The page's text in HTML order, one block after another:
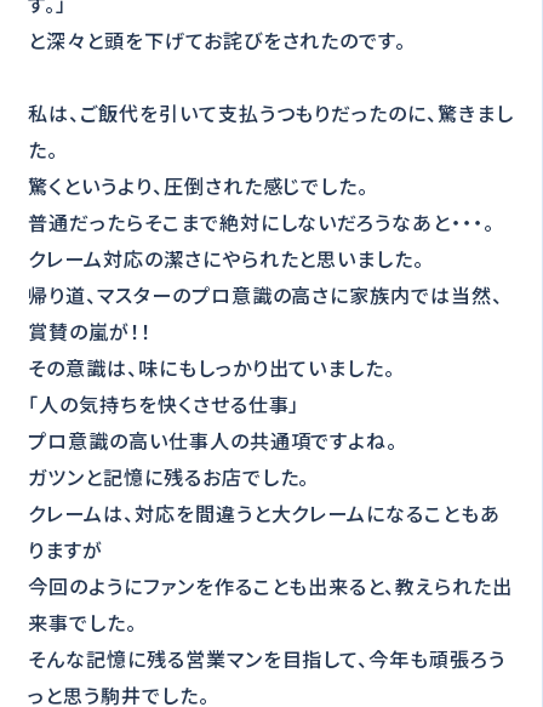
と深々と頭を下げてお詫びをされたのです。
私は、ご飯代を引いて支払うつもりだったのに、驚きまし
た。
驚くというより、圧倒された感じでした。
普通だったらそこまで絶対にしないだろうなあと・・・。
クレーム対応の潔さにやられたと思いました。
帰り道、マスターのプロ意識の高さに家族内では当然、
賞賛の嵐が！！
その意識は、味にもしっかり出ていました。
「人の気持ちを快くさせる仕事」
プロ意識の高い仕事人の共通項ですよね。
ガツンと記憶に残るお店でした。
クレームは、対応を間違うと大クレームになることもあ
りますが
今回のようにファンを作ることも出来ると、教えられた出
来事でした。
そんな記憶に残る営業マンを目指して、今年も頑張ろう
っと思う駒井でした。